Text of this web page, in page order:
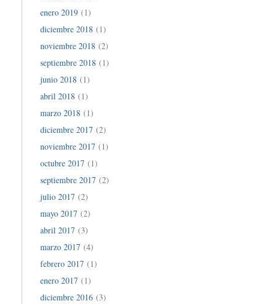
enero 2019(1)
diciembre 2018(1)
noviembre 2018(2)
septiembre 2018(1)
junio 2018(1)
abril 2018(1)
marzo 2018(1)
diciembre 2017(2)
noviembre 2017(1)
octubre 2017(1)
septiembre 2017(2)
julio 2017(2)
mayo 2017(2)
abril 2017(3)
marzo 2017(4)
febrero 2017(1)
enero 2017(1)
diciembre 2016(3)